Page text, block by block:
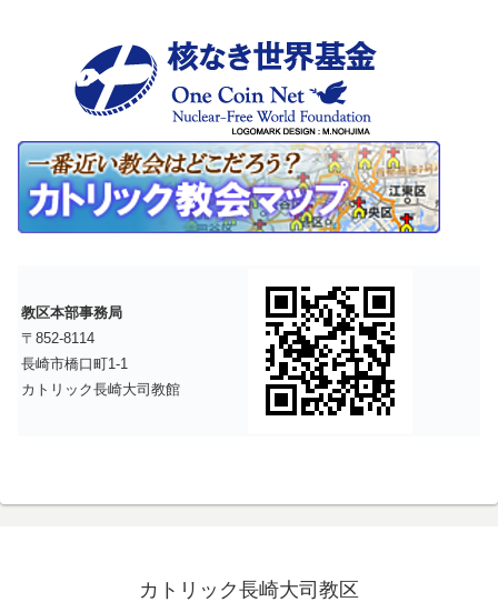
教区本部事務局
〒852-8114
長崎市橋口町1-1
カトリック長崎大司教館
カトリック長崎大司教区